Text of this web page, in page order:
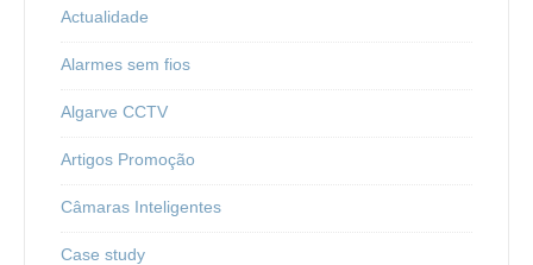
Actualidade
Alarmes sem fios
Algarve CCTV
Artigos Promoção
Câmaras Inteligentes
Case study